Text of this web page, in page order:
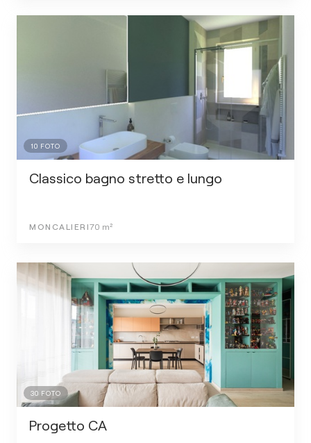
10 FOTO
Classico bagno stretto e lungo
MONCALIERI70 m²
30 FOTO
Progetto CA